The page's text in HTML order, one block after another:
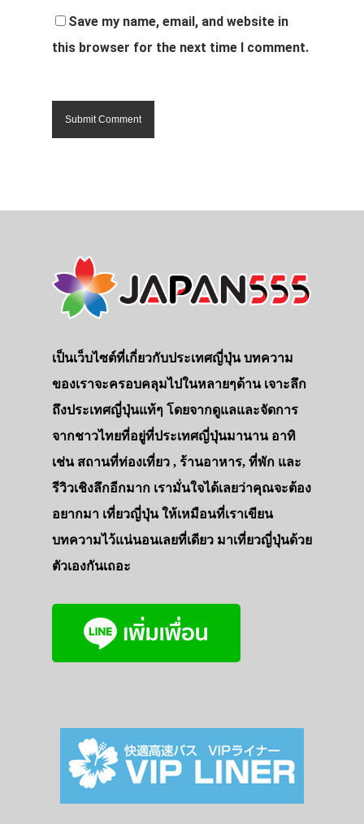
Save my name, email, and website in
this browser for the next time I comment.
เป็นเว็บไซต์ที่เกี่ยวกับประเทศญี่ปุ่น บทความ
ของเราจะครอบคลุมไปในหลายๆด้าน เจาะลึก
ถึงประเทศญี่ปุ่นแท้ๆ โดยจากดูแลและจัดการ
จากชาวไทยที่อยู่ที่ประเทศญี่ปุ่นมานาน อาทิ
เช่น สถานที่ท่องเที่ยว , ร้านอาหาร, ที่พัก และ
รีวิวเชิงลึกอีกมาก เรามั่นใจได้เลยว่าคุณจะต้อง
อยากมา เที่ยวญี่ปุ่น ให้เหมือนที่เราเขียน
บทความไว้แน่นอนเลยที่เดียว มาเที่ยวญี่ปุ่นด้วย
ตัวเองกันเถอะ